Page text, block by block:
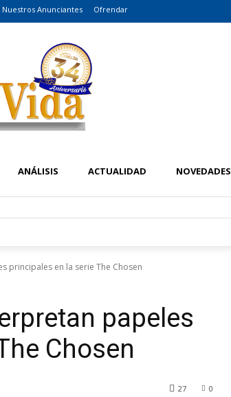
Nuestros Anunciantes Ofrendar
ANÁLISIS ACTUALIDAD NOVEDADES
principales en la serie The Chosen
papeles
Chosen
0
27